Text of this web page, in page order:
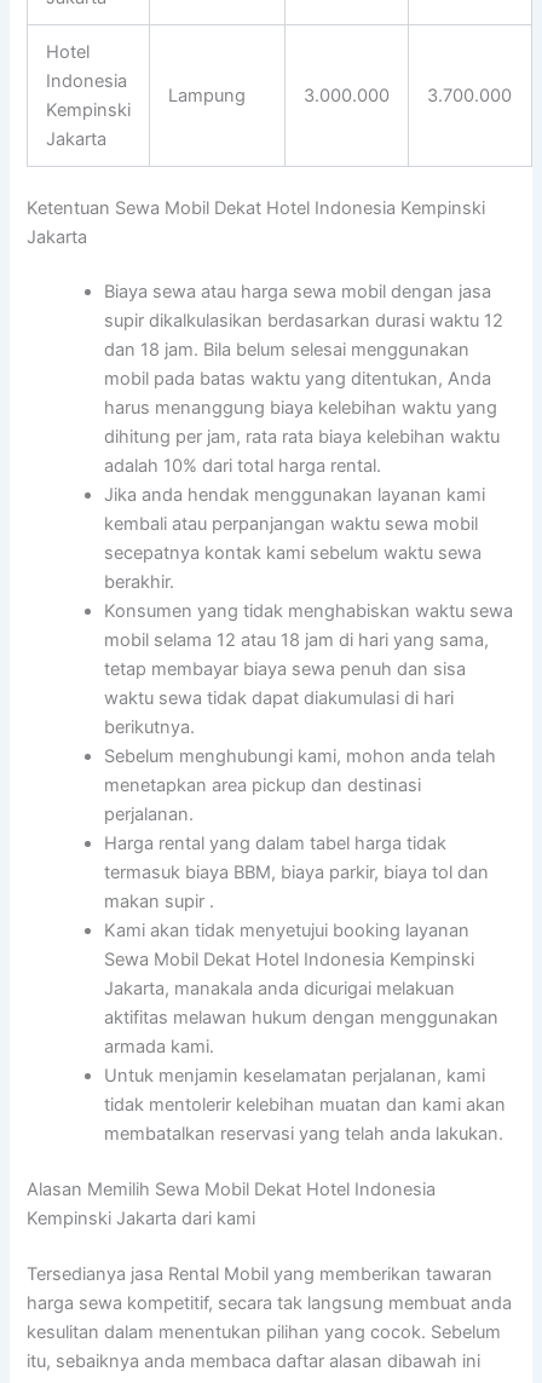
Hotel
Indonesia
Kempinski
Jakarta
Lampung 3.000.000 3.700.000
Ketentuan Sewa Mobil Dekat Hotel Indonesia Kempinski
Jakarta
Biaya sewa atau harga sewa mobil dengan jasa
supir dikalkulasikan berdasarkan durasi waktu 12
dan 18 jam. Bila belum selesai menggunakan
mobil pada batas waktu yang ditentukan, Anda
harus menanggung biaya kelebihan waktu yang
dihitung per jam, rata rata biaya kelebihan waktu
adalah 10% dari total harga rental.
Jika anda hendak menggunakan layanan kami
kembali atau perpanjangan waktu sewa mobil
secepatnya kontak kami sebelum waktu sewa
berakhir.
Konsumen yang tidak menghabiskan waktu sewa
mobil selama 12 atau 18 jam di hari yang sama,
tetap membayar biaya sewa penuh dan sisa
waktu sewa tidak dapat diakumulasi di hari
berikutnya.
Sebelum menghubungi kami, mohon anda telah
menetapkan area pickup dan destinasi
perjalanan.
Harga rental yang dalam tabel harga tidak
termasuk biaya BBM, biaya parkir, biaya tol dan
makan supir .
Kami akan tidak menyetujui booking layanan
Sewa Mobil Dekat Hotel Indonesia Kempinski
Jakarta, manakala anda dicurigai melakuan
aktifitas melawan hukum dengan menggunakan
armada kami.
Untuk menjamin keselamatan perjalanan, kami
tidak mentolerir kelebihan muatan dan kami akan
membatalkan reservasi yang telah anda lakukan.
Alasan Memilih Sewa Mobil Dekat Hotel Indonesia
Kempinski Jakarta dari kami
Tersedianya jasa Rental Mobil yang memberikan tawaran
harga sewa kompetitif, secara tak langsung membuat anda
kesulitan dalam menentukan pilihan yang cocok. Sebelum
itu, sebaiknya anda membaca daftar alasan dibawah ini